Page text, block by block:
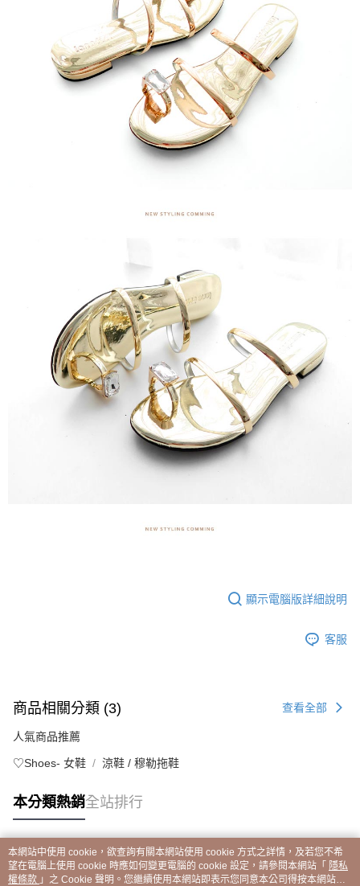
顯示電腦版詳細說明
客服
商品相關分類 (3) 查看全部
人氣商品推薦
♡Shoes- 女鞋 涼鞋 / 穆勒拖鞋
本分類熱銷全站排行
熱門標籤
本網站中使用 cookie，欲查詢有關本網站使用 cookie 方式之詳情，及若您不希
望在電腦上使用 cookie 時應如何變更電腦的 cookie 設定，請參閱本網站「 隱私
權條款 」之 Cookie 聲明。您繼續使用本網站即表示您同意本公司得按本網站使